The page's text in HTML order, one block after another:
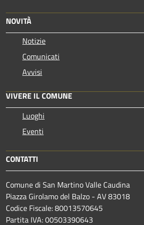
NOVITÀ
Notizie
Comunicati
Avvisi
VIVERE IL COMUNE
Luoghi
Eventi
CONTATTI
Comune di San Martino Valle Caudina
Piazza Girolamo del Balzo - AV 83018
Codice Fiscale: 80013570645
Partita IVA: 00503390643